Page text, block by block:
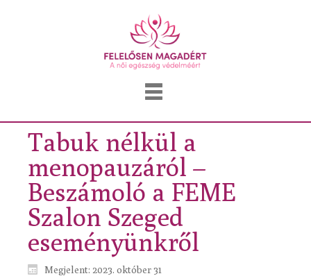
Tabuk nélkül a
menopauzáról –
Beszámoló a FEME
Szalon Szeged
eseményünkről
Megjelent: 2023. október 31